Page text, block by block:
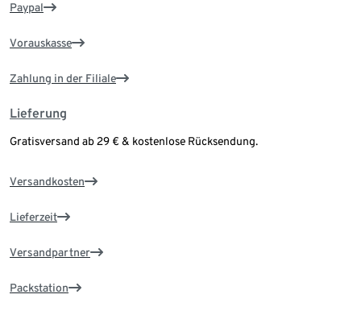
Paypal
Vorauskasse
Zahlung in der Filiale
Lieferung
Gratisversand ab 29 € & kostenlose Rücksendung.
Versandkosten
Lieferzeit
Versandpartner
Packstation